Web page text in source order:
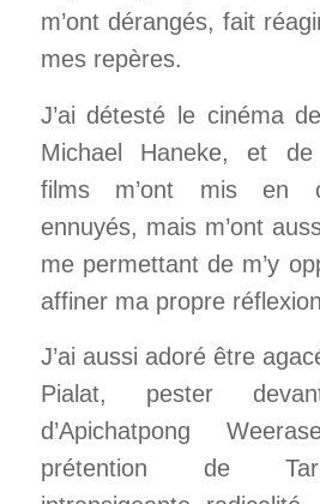
m’ont dérangés, fait
mes repères.
J’ai détesté le cinéma
Michael Haneke, et de
films m’ont mis en
ennuyés, mais m’ont
me permettant de m’y
affiner ma propre
J’ai aussi adoré être
Pialat, pester
d’Apichatpong
prétention de